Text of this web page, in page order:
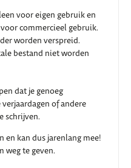
voor eigen gebruik en
commercieel gebruik.
worden verspreid.
bestand niet worden
dat je genoeg
of andere
schrijven.
en kan dus jarenlang mee!
weg te geven.